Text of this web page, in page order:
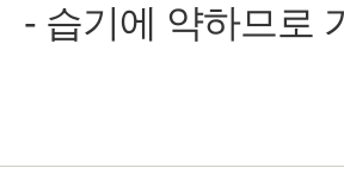
- 습기에 약하므로